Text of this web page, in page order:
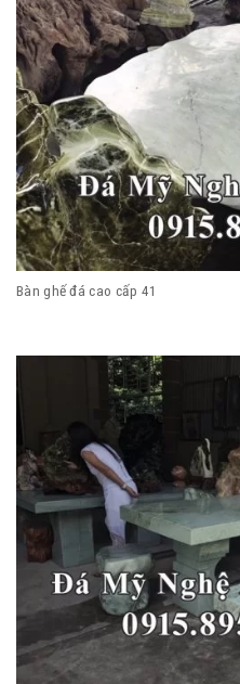
Bàn ghế đá cao cấp 41